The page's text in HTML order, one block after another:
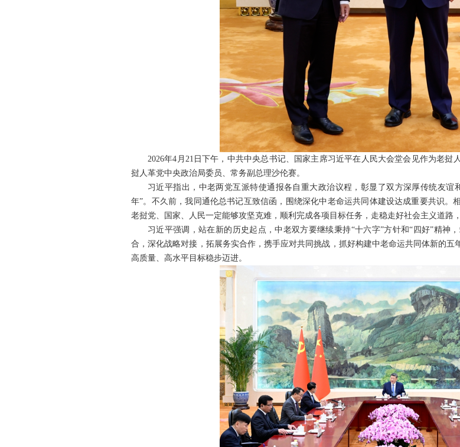
2026年4月21日下午，中共中央总书记、国家主席习近平在人民大会堂会见作为老
挝人革党中央政治局委员、常务副总理沙伦赛。
习近平指出，中老两党互派特使通报各自重大政治议程，彰显了双方深厚传统友谊
年”。不久前，我同通伦总书记互致信函，围绕深化中老命运共同体建设达成重要共识。
老挝党、国家、人民一定能够攻坚克难，顺利完成各项目标任务，走稳走好社会主义道路
习近平强调，站在新的历史起点，中老双方要继续秉持“十六字”方针和“四好”精神
合，深化战略对接，拓展务实合作，携手应对共同挑战，抓好构建中老命运共同体新的五
高质量、高水平目标稳步迈进。